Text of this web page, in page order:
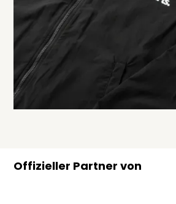
Offizieller Partner von